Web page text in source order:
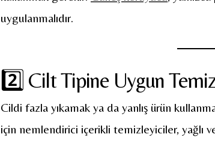
uygulanmalıdır.
2️⃣ Cilt Tipine Uygun
Cildi fazla yıkamak ya da yanlış ürün
için nemlendirici içerikli temizleyiciler, yağlı